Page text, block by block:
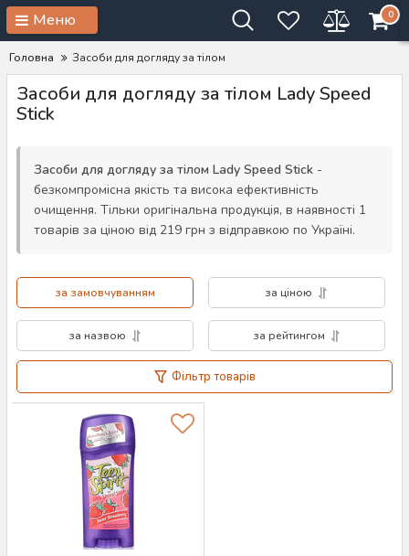
Меню 0
Головна Засоби для догляду за тілом
Засоби для догляду за тілом Lady Speed
Stick
Засоби для догляду за тілом Lady Speed Stick -
безкомпромісна якість та висока ефективність
очищення. Тільки оригінальна продукція, в наявності 1
товарів за ціною від 219 грн з відправкою по Україні.
за замовчуванням за ціною
за назвою за рейтингом
Фільтр товарів